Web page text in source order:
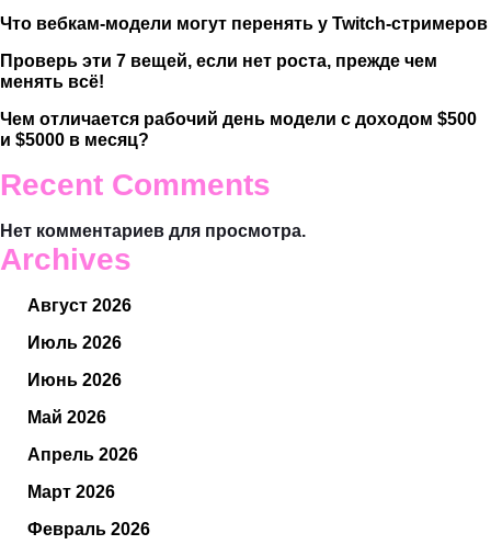
Что вебкам-модели могут перенять у Twitch-стримеров
Проверь эти 7 вещей, если нет роста, прежде чем
менять всё!
Чем отличается рабочий день модели с доходом $500
и $5000 в месяц?
Recent Comments
Нет комментариев для просмотра.
Archives
Август 2026
Июль 2026
Июнь 2026
Май 2026
Апрель 2026
Март 2026
Февраль 2026